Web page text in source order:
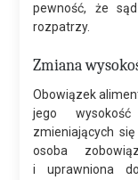
pewność, że
rozpatrzy.
Zmiana
Obowiązek
jego
zmieniających
osoba
i uprawniona